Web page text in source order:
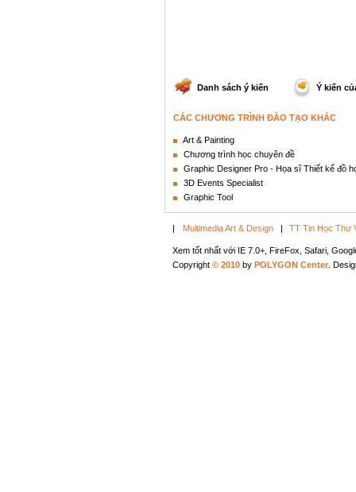
Danh sách ý kiến Ý kiến
CÁC CHƯƠNG TRÌNH ĐÀO TẠO KHÁC
Art & Painting
Chương trình học chuyên đề
Graphic Designer Pro - Họa sĩ Thiết kế đồ
3D Events Specialist
Graphic Tool
Multimedia Art & Design TT Tin Học Thư
Xem tốt nhất với IE 7.0+, FireFox, Safari,
Copyright © 2010 by POLYGON Center .